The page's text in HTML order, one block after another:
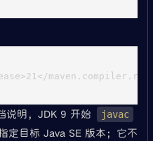
说明，JDK 9 开始 javac
定目标 Java SE 版本；它不